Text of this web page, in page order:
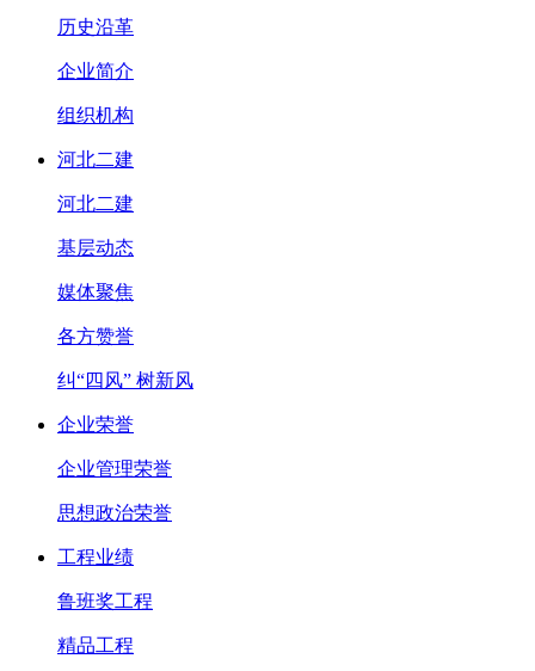
历史沿革
企业简介
组织机构
河北二建
河北二建
基层动态
媒体聚焦
各方赞誉
纠“四风” 树新风
企业荣誉
企业管理荣誉
思想政治荣誉
工程业绩
鲁班奖工程
精品工程